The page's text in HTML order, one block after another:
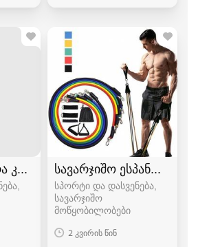
კრივის ტომარა მსხალი გრუშა
სავარჯიშო ესპანდერი
სპორტი და დასვენება,
სავარჯიშო
მოწყობილობები
2 კვირის წინ